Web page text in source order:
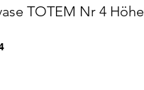
TOTEM Nr 4 Höhe